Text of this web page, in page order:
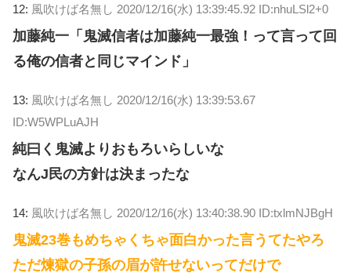
12: 風吹けば名無し 2020/12/16(水) 13:39:45.92 ID:nhuLSl2+0
加藤純一「鬼滅信者は加藤純一最強！って言って回
る俺の信者と同じマインド」
13: 風吹けば名無し 2020/12/16(水) 13:39:53.67
ID:W5WPLuAJH
純曰く鬼滅よりおもろいらしいな
なんJ民の方針は決まったな
14: 風吹けば名無し 2020/12/16(水) 13:40:38.90 ID:txlmNJBgH
鬼滅23巻もめちゃくちゃ面白かった言うてたやろ
ただ煉獄の子孫の眉が許せないってだけで